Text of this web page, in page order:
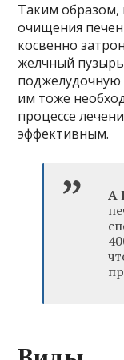
Таким образом,
очищения
косвенно
желчный
поджелудочную
им тоже
процессе
эффективным.
А